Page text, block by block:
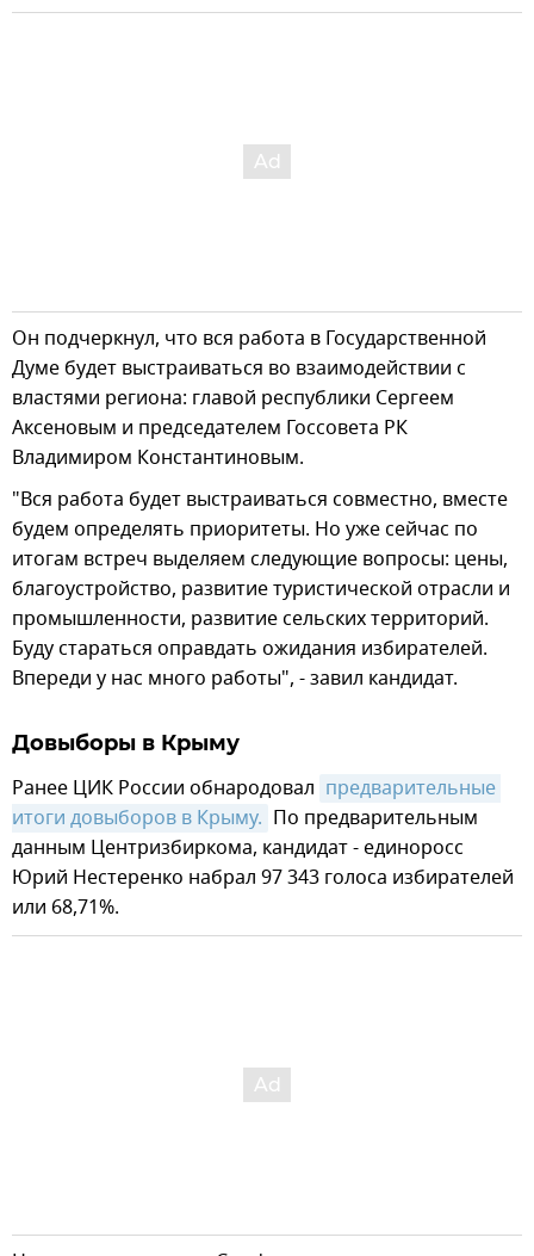
Он подчеркнул, что вся работа в Государственной
Думе будет выстраиваться во взаимодействии с
властями региона: главой республики Сергеем
Аксеновым и председателем Госсовета РК
Владимиром Константиновым.
"Вся работа будет выстраиваться совместно, вместе
будем определять приоритеты. Но уже сейчас по
итогам встреч выделяем следующие вопросы: цены,
благоустройство, развитие туристической отрасли и
промышленности, развитие сельских территорий.
Буду стараться оправдать ожидания избирателей.
Впереди у нас много работы", - завил кандидат.
Довыборы в Крыму
Ранее ЦИК России обнародовал предварительные
итоги довыборов в Крыму. По предварительным
данным Центризбиркома, кандидат - единоросс
Юрий Нестеренко набрал 97 343 голоса избирателей
или 68,71%.